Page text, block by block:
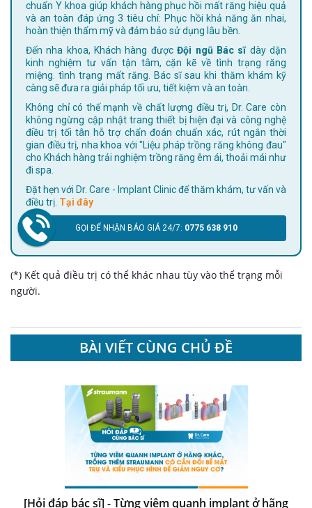
chuẩn Y khoa giúp khách hàng phục hồi mất răng hiệu quả
và an toàn đáp ứng 3 tiêu chí: Phục hồi khả năng ăn nhai,
hoàn thiện thẩm mỹ và đảm bảo sử dụng lâu bền.
Đến nha khoa, Khách hàng đượcĐội ngũ Bác sĩdày dặn
kinh nghiệm tư vấn tận tâm, cặn kẽ về tình trạng răng
miệng. tình trạng mất răng. Bác sĩ sau khi thăm khám kỹ
càng sẽ đưa ra giải pháp tối ưu, tiết kiệm và an toàn.
Không chỉ có thế mạnh về chất lượng điều trị, Dr. Care còn
không ngừng cập nhật trang thiết bị hiện đại và công nghệ
điều trị tối tân hỗ trợ chẩn đoán chuẩn xác, rút ngắn thời
gian điều trị, nha khoa với "Liệu pháp trồng răng không đau"
cho Khách hàng trải nghiệm trồng răng êm ái, thoải mái như
đi spa.
Đặt hẹn với Dr. Care - Implant Clinic để thăm khám, tư vấn và
điều trị. Tại đây
GỌI ĐỂ NHẬN BÁO GIÁ 24/7: 0775 638 910
(*) Kết quả điều trị có thể khác nhau tùy vào thể trạng mỗi
người.
BÀI VIẾT CÙNG CHỦ ĐỀ
[Hỏi đáp bác sĩ] - Từng viêm quanh implant ở hãng